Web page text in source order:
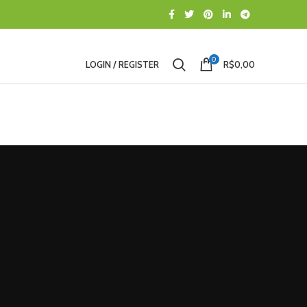
LOGIN / REGISTER 0 R$0,00